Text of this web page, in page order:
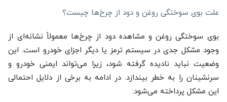
علت بوی سوختگی روغن و دود از چرخ‌ها چیست؟
بوی سوختگی روغن و مشاهده دود از چرخ‌ها معمولاً نشانه‌ای از
وجود مشکل جدی در سیستم ترمز یا دیگر اجزای خودرو است. این
وضعیت نباید نادیده گرفته شود، زیرا می‌تواند ایمنی خودرو و
سرنشینان را به خطر بیندازد. در ادامه به برخی از دلایل احتمالی
این مشکل پرداخته می‌شود: